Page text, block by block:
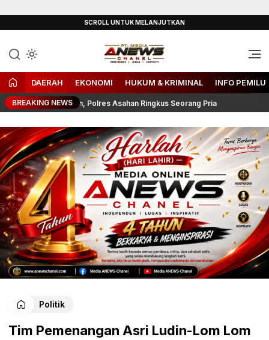
ke
SCROLL UNTUK MELANJUTKAN
ANEWS-Chanel
Independen, Lugas & Inspiratif
DAERAH EKONOMI HUKUM & KRIMINAL INFO PEMILU
BREAKING NEWS
Panjaitan, Polres Asahan Ringkus Seorang Pria
Politik
Tim Pemenangan Asri Ludin-Lom Lom